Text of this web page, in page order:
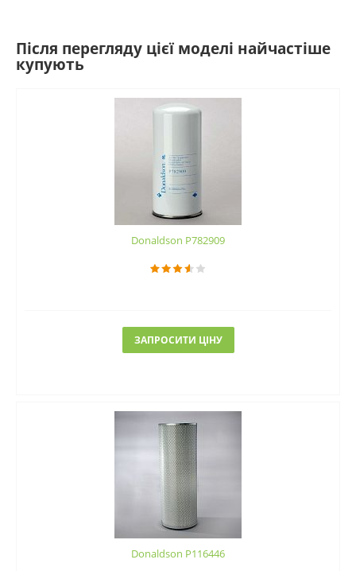
Після перегляду цієї моделі найчастіше
купують
Donaldson P782909
ЗАПРОСИТИ ЦІНУ
Donaldson P116446